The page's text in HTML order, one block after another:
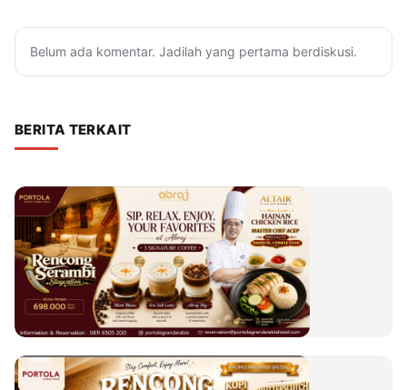
Belum ada komentar. Jadilah yang pertama berdiskusi.
BERITA TERKAIT